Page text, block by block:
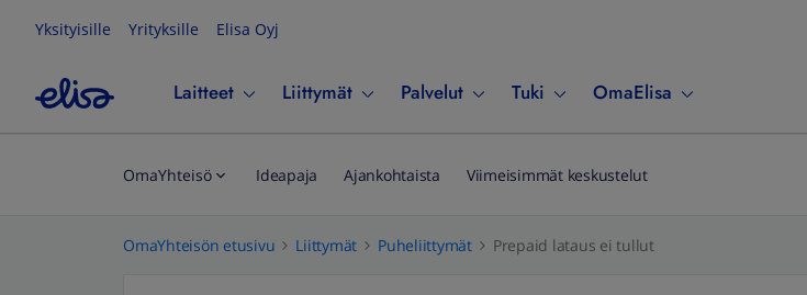
Yksityisille Yrityksille Elisa Oyj
Laitteet Liittymät Palvelut Tuki OmaElisa
OmaYhteisö Ideapaja Ajankohtaista Viimeisimmät keskustelut
OmaYhteisön etusivu Liittymät Puheliittymät Prepaid lataus ei tullut